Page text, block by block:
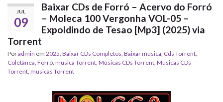
JUL
09
Baixar CDs de Forró – Acervo do Forró
– Moleca 100 Vergonha VOL-05 –
Expoldindo de Tesao [Mp3] (2025) via
Torrent
Poradmin em 2025 Baixar CDs Completos Baixar musica Cds Torrent
Coletânea Forró musica Torrent ‎Músicas CDs Torrent ‎Musicas CDs
Torrent musicas Torrent